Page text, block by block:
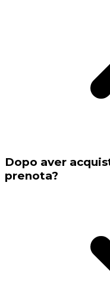
Dopo aver
prenota?